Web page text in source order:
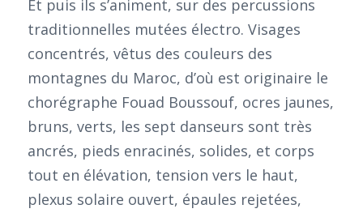
Et puis ils s’animent, sur des percussions
traditionnelles mutées électro. Visages
concentrés, vêtus des couleurs des
montagnes du Maroc, d’où est originaire le
chorégraphe Fouad Boussouf, ocres jaunes,
bruns, verts, les sept danseurs sont très
ancrés, pieds enracinés, solides, et corps
tout en élévation, tension vers le haut,
plexus solaire ouvert, épaules rejetées,